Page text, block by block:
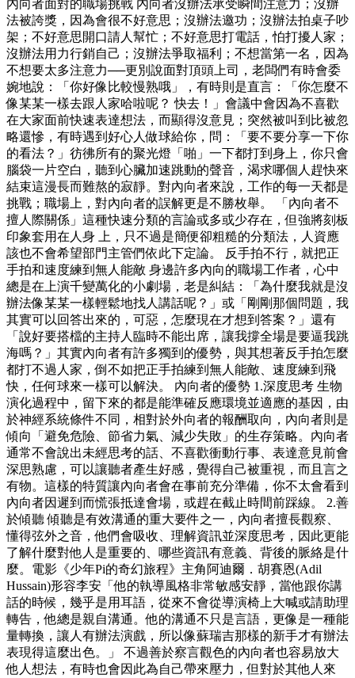
內向者面對的職場挑戰 內向者沒辦法承受瞬間注意力；沒辦
法被誇獎，因為會很不好意思；沒辦法邀功；沒辦法拍桌子吵
架；不好意思開口請人幫忙；不好意思打電話，怕打擾人家；
沒辦法用力行銷自己；沒辦法爭取福利；不想當第一名，因為
不想要太多注意力──更別說面對頂頭上司，老闆們有時會委
婉地說：「你好像比較慢熟哦」，有時則是直言：「你怎麼不
像某某一樣去跟人家哈啦呢？ 快去！」會議中會因為不喜歡
在大家面前快速表達想法，而顯得沒意見；突然被叫到比被忽
略還慘，有時遇到好心人做球給你，問：「要不要分享一下你
的看法？」彷彿所有的聚光燈「啪」一下都打到身上，你只會
腦袋一片空白，聽到心臟加速跳動的聲音，渴求哪個人趕快來
結束這漫長而難熬的寂靜。對內向者來說，工作的每一天都是
挑戰；職場上，對內向者的誤解更是不勝枚舉。 「內向者不
擅人際關係」這種快速分類的言論或多或少存在，但強將刻板
印象套用在人身 上，只不過是簡便卻粗糙的分類法，人資應
該也不會希望部門主管們依此下定論。 反手拍不行，就把正
手拍和速度練到無人能敵 身邊許多內向的職場工作者，心中
總是在上演千變萬化的小劇場，老是糾結：「為什麼我就是沒
辦法像某某一樣輕鬆地找人講話呢？」或「剛剛那個問題，我
其實可以回答出來的，可惡，怎麼現在才想到答案？」還有
「說好要搭檔的主持人臨時不能出席，讓我撐全場是要逼我跳
海嗎？」其實內向者有許多獨到的優勢，與其想著反手拍怎麼
都打不過人家，倒不如把正手拍練到無人能敵、速度練到飛
快，任何球來一樣可以解決。 內向者的優勢 1.深度思考 生物
演化過程中，留下來的都是能準確反應環境並適應的基因，由
於神經系統條件不同，相對於外向者的報酬取向，內向者則是
傾向「避免危險、節省力氣、減少失敗」的生存策略。內向者
通常不會說出未經思考的話、不喜歡衝動行事、表達意見前會
深思熟慮，可以讓聽者產生好感，覺得自己被重視，而且言之
有物。這樣的特質讓內向者會在事前充分準備，你不太會看到
內向者因遲到而慌張抵達會場，或趕在截止時間前踩線。 2.善
於傾聽 傾聽是有效溝通的重大要件之一，內向者擅長觀察、
懂得弦外之音，他們會吸收、理解資訊並深度思考，因此更能
了解什麼對他人是重要的、哪些資訊有意義、背後的脈絡是什
麼。電影《少年Pi的奇幻旅程》主角阿迪爾．胡賽恩(Adil
Hussain)形容李安「他的執導風格非常敏感安靜，當他跟你講
話的時候，幾乎是用耳語，從來不會從導演椅上大喊或請助理
轉告，他總是親自溝通。他的溝通不只是言語，更像是一種能
量轉換，讓人有辦法演戲，所以像蘇瑞吉那樣的新手才有辦法
表現得這麼出色。」 不過善於察言觀色的內向者也容易放大
他人想法，有時也會因此為自己帶來壓力，但對於其他人來